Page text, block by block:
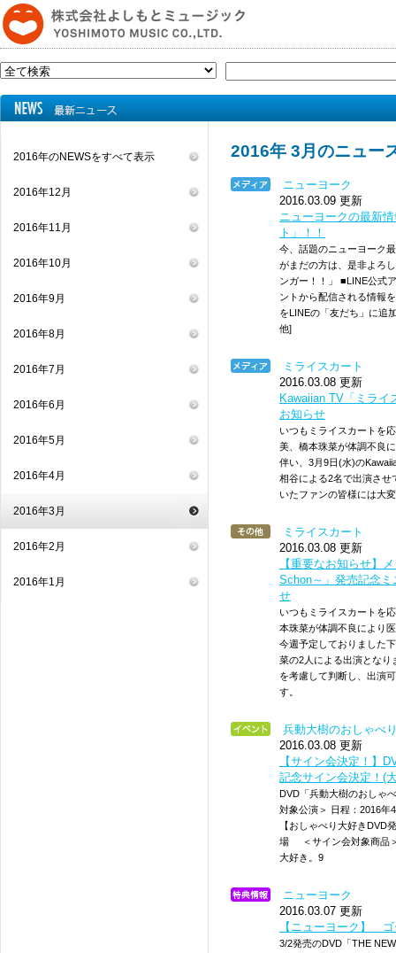
2016年のNEWSをすべて表示
2016年12月
2016年11月
2016年10月
2016年9月
2016年8月
2016年7月
2016年6月
2016年5月
2016年4月
2016年3月
2016年2月
2016年1月
2016年 3月のニュー
ニューヨーク
2016.03.09 更新
ニューヨークの最新
ト」！！
今、話題のニューヨーク
がまだの方は、是非よろ
ンガー！！」 ■LINE公式
ントから配信される情報
をLINEの「友だち」に追
他]
ミライスカート
2016.03.08 更新
Kawaiian TV「ミライ
お知らせ
いつもミライスカートを
美、橋本珠菜が体調不良
伴い、3月9日(水)の
相谷による2名で出演させ
いたファンの皆様には大
ミライスカート
2016.03.08 更新
【重要なお知らせ】
Schon～」発売記念
せ
いつもミライスカートを
本珠菜が体調不良により
今週予定しておりました
菜の2人による出演となり
を考慮して判断し、出演
す。
兵動大樹のおしゃべ
2016.03.08 更新
【サイン会決定！】
記念サイン会決定！(
DVD「兵動大樹のおしゃ
対象公演＞ 日程：2016年
【おしゃべり大好きDVD
場 ＜サイン会対象商品
大好き。9
ニューヨーク
2016.03.07 更新
【ニューヨーク】
3/2発売のDVD「THE